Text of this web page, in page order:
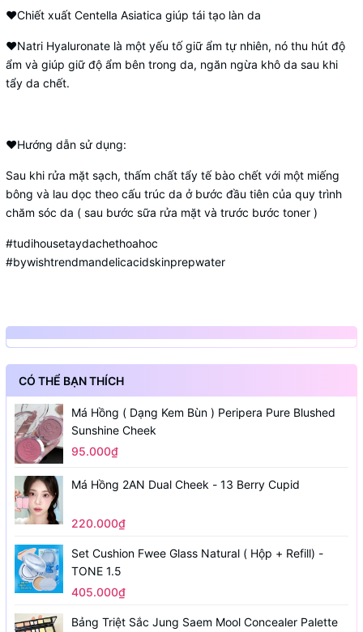
❤Chiết xuất Centella Asiatica giúp tái tạo làn da
❤Natri Hyaluronate là một yếu tố giữ ẩm tự nhiên, nó thu hút độ
ẩm và giúp giữ độ ẩm bên trong da, ngăn ngừa khô da sau khi
tẩy da chết.
❤Hướng dẫn sử dụng:
Sau khi rửa mặt sạch, thấm chất tẩy tế bào chết với một miếng
bông và lau dọc theo cấu trúc da ở bước đầu tiên của quy trình
chăm sóc da ( sau bước sữa rửa mặt và trước bước toner )
#tudihousetaydachethoahoc
#bywishtrendmandelicacidskinprepwater
CÓ THỂ BẠN THÍCH
Má Hồng ( Dạng Kem Bùn ) Peripera Pure Blushed
Sunshine Cheek
95.000₫
Má Hồng 2AN Dual Cheek - 13 Berry Cupid
220.000₫
Set Cushion Fwee Glass Natural ( Hộp + Refill) -
TONE 1.5
405.000₫
Bảng Triệt Sắc Jung Saem Mool Concealer Palette